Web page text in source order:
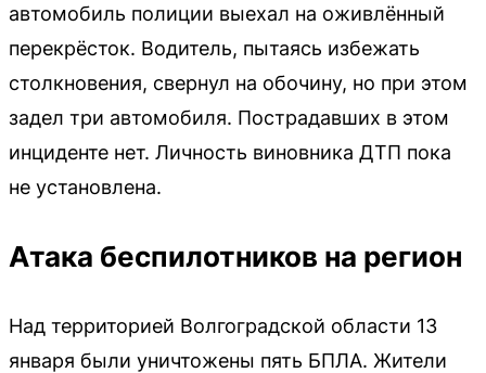
автомобиль полиции выехал на оживлённый
перекрёсток. Водитель, пытаясь избежать
столкновения, свернул на обочину, но при этом
задел три автомобиля. Пострадавших в этом
инциденте нет. Личность виновника ДТП пока
не установлена.
Атака беспилотников на регион
Над территорией Волгоградской области 13
января были уничтожены пять БПЛА. Жители